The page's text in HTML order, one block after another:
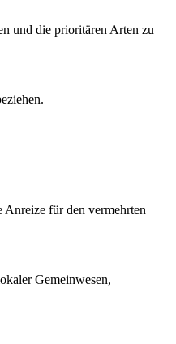
und die prioritären Arten zu
für den vermehrten
Gemeinwesen,